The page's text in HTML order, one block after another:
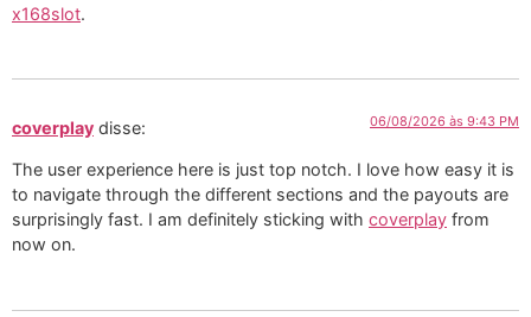
x168slot.
coverplay disse: 06/08/2026 às 9:43 PM
The user experience here is just top notch. I love how easy it is
to navigate through the different sections and the payouts are
surprisingly fast. I am definitely sticking with coverplay from
now on.